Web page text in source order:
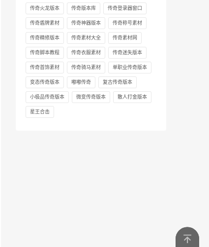
传奇火龙版本 传奇版本库 传奇登录器窗口
传奇盾牌素材 传奇神器版本 传奇称号素材
传奇精修版本 传奇素材大全 传奇素材网
传奇脚本教程 传奇衣服素材 传奇迷失版本
传奇首饰素材 传奇骑马素材 单职业传奇版本
变态传奇版本 嘟嘟传奇 复古传奇版本
小极品传奇版本 微变传奇版本 散人打金版本
星王合击